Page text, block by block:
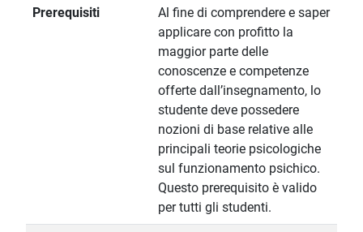
Prerequisiti
Al fine di comprendere e saper
applicare con profitto la
maggior parte delle
conoscenze e competenze
offerte dall’insegnamento, lo
studente deve possedere
nozioni di base relative alle
principali teorie psicologiche
sul funzionamento psichico.
Questo prerequisito è valido
per tutti gli studenti.